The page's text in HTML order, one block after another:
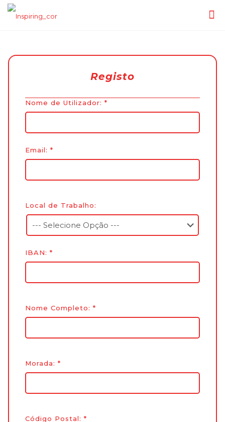
Registo
Nome de Utilizador: *
Email: *
Local de Trabalho:
IBAN: *
Nome Completo: *
Morada: *
Código Postal: *